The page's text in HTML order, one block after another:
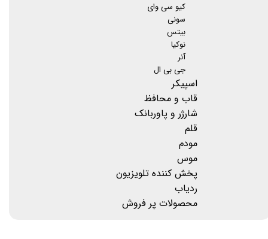
کیو سی وای
سونی
بیتس
نوکیا
آنر
جی بی ال
اسپیکر
قاب و محافظ
شارژر و پاوربانک
قلم
مودم
موس
پخش کننده تلویزیون
ردیاب
محصولات پر فروش